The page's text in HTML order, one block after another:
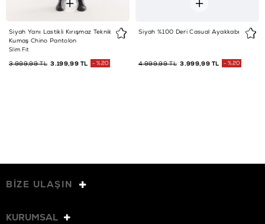
Siyah Yanı Lastikli Kırışmaz Teknik
Kumaş Chino Pantolon
Slim Fit
3.199,99 TL
3.999,99 TL %20
Siyah %100 Deri Casual Ayakkabı
3.999,99 TL
4.999,99 TL %20
BİZE ULAŞIN
KURUMSAL